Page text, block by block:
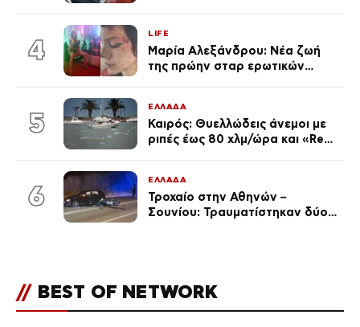
ποια είσαι σοκαρίστικα»
4
LIFE
Μαρία Αλεξάνδρου: Νέα ζωή
της πρώην σταρ ερωτικών
(Φωτογραφίες)
5
ΕΛΛΑΔΑ
Καιρός: Θυελλώδεις άνεμοι με
ριπές έως 80 χλμ/ώρα και «Red
6
ΕΛΛΑΔΑ
Τροχαίο στην Αθηνών –
Σουνίου: Τραυματίστηκαν δύο
// BEST OF NETWORK